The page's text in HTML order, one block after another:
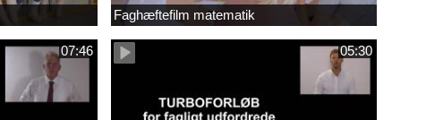
Faghæftefilm matematik
07:46 05:30